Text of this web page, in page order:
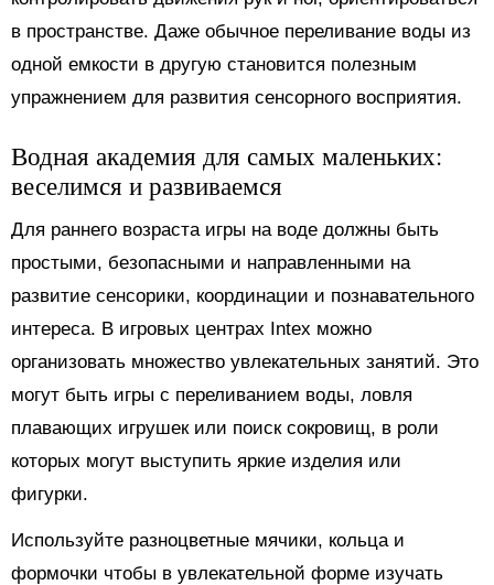
в пространстве. Даже обычное переливание воды из
одной емкости в другую становится полезным
упражнением для развития сенсорного восприятия.
Водная академия для самых маленьких:
веселимся и развиваемся
Для раннего возраста игры на воде должны быть
простыми, безопасными и направленными на
развитие сенсорики, координации и познавательного
интереса. В игровых центрах Intex можно
организовать множество увлекательных занятий. Это
могут быть игры с переливанием воды, ловля
плавающих игрушек или поиск сокровищ, в роли
которых могут выступить яркие изделия или
фигурки.
Используйте разноцветные мячики, кольца и
формочки чтобы в увлекательной форме изучать